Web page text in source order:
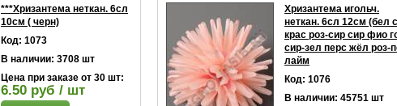
***Хризантема неткан. 6сл
10см ( черн)
Код: 1073
В наличии: 3708 шт
Цена при заказе от 30 шт:
6.50 руб / шт
Хризантема игольч.
неткан. 6сл 12см (бел
крас роз-сир сир фио
сир-зел перс жёл роз-
лайм
Код: 1076
В наличии: 45751 шт